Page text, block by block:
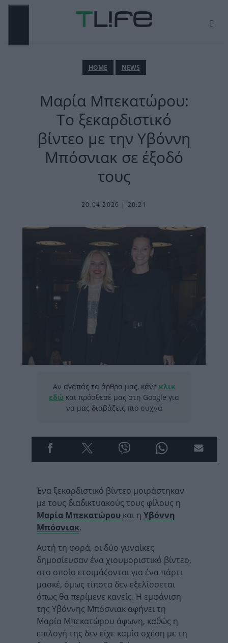
Μετάβαση
ΗΟΜΕ NEWS
Μαρία Μπεκατώρου:
Το ξεκαρδιστικό
βίντεο με την Υβόννη
Μπόσνιακ σε έξοδό
τους
20.04.2026 | 20:21
Αν αγαπάς τα άρθρα μας, κάνε κλικ
εδώ και πρόσθεσέ μας στη Google για
να μας διαβάζεις πιο συχνά
Ένα ξεκαρδιστικό βίντεο μοιράστηκαν
με τους διαδικτυακούς τους φίλους η
Μαρία Μπεκατώρου και η Υβόννη
Μπόσνιακ.
Αυτή τη φορά, οι δύο γυναίκες
δημοσίευσαν ένα χιουμοριστικό βίντεο,
στο οποίο ετοιμάζονται για ένα πάρτι
μασκέ, όμως τίποτα δεν εξελίσσεται
όπως θα περίμενε κανείς. Η εμφάνιση
της Υβόννης Μπόσνιακ αφήνει τη
Μαρία Μπεκατώρου άφωνη, καθώς η
επιλογή της δεν είχε καμία σχέση με τη